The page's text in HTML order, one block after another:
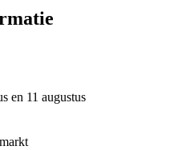
en 11 augustus